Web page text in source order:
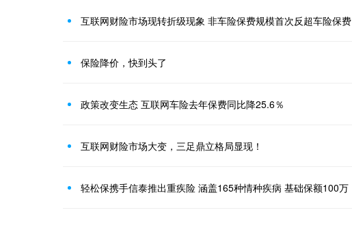
互联网财险市场现转折级现象 非车险保费规模首次反超车险保费
保险降价，快到头了
政策改变生态 互联网车险去年保费同比降25.6％
互联网财险市场大变，三足鼎立格局显现！
轻松保携手信泰推出重疾险 涵盖165种情种疾病 基础保额100万